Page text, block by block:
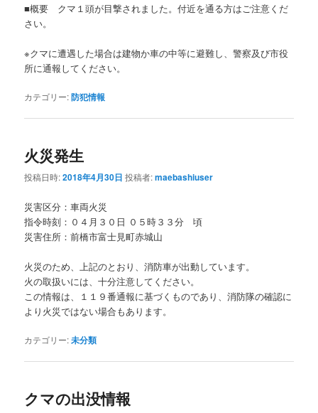
■概要 クマ１頭が目撃されました。付近を通る方はご注意くだ
さい。
※クマに遭遇した場合は建物か車の中等に避難し、警察及び市役
所に通報してください。
カテゴリー:防犯情報
火災発生
投稿日時:2018年4月30日 投稿者:maebashiuser
災害区分：車両火災
指令時刻：０４月３０日 ０５時３３分 頃
災害住所：前橋市富士見町赤城山
火災のため、上記のとおり、消防車が出動しています。
火の取扱いには、十分注意してください。
この情報は、１１９番通報に基づくものであり、消防隊の確認に
より火災ではない場合もあります。
カテゴリー:未分類
クマの出没情報